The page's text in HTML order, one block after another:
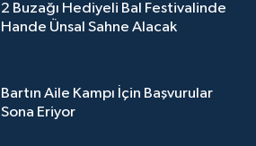
2 Buzağı Hediyeli Bal Festivalinde
Hande Ünsal Sahne Alacak
Bartın Aile Kampı İçin Başvurular
Sona Eriyor